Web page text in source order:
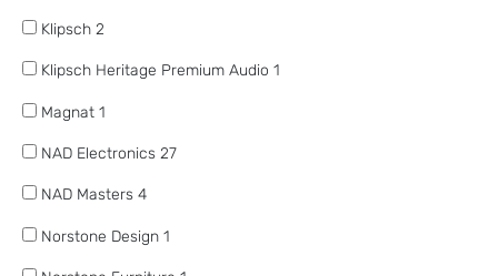
Klipsch 2
Klipsch Heritage Premium Audio 1
Magnat 1
NAD Electronics 27
NAD Masters 4
Norstone Design 1